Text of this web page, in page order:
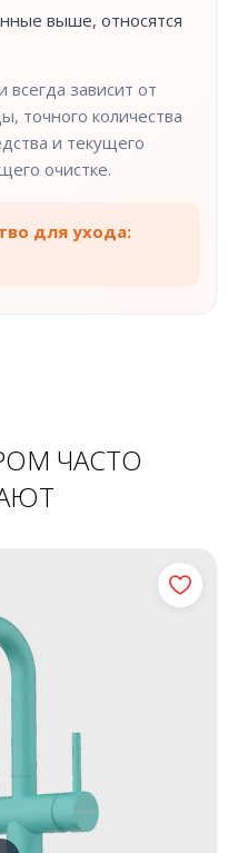
выше, относятся
зависит от
точного количества
и текущего
очистке.
для ухода:
ЧАСТО